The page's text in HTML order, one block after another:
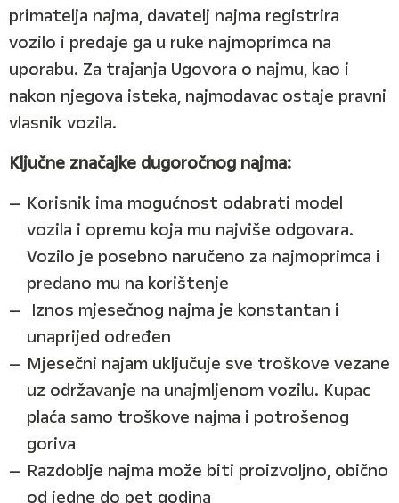
primatelja najma, davatelj najma registrira
vozilo i predaje ga u ruke najmoprimca na
uporabu. Za trajanja Ugovora o najmu, kao i
nakon njegova isteka, najmodavac ostaje pravni
vlasnik vozila.
Ključne značajke dugoročnog najma:
Korisnik ima mogućnost odabrati model
vozila i opremu koja mu najviše odgovara.
Vozilo je posebno naručeno za najmoprimca i
predano mu na korištenje
Iznos mjesečnog najma je konstantan i
unaprijed određen
Mjesečni najam uključuje sve troškove vezane
uz održavanje na unajmljenom vozilu. Kupac
plaća samo troškove najma i potrošenog
goriva
Razdoblje najma može biti proizvoljno, obično
od jedne do pet godina